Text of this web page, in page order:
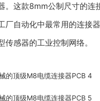
。这款8mm公制尺寸的连
厂自动化中最常用的连接
传感器的工业控制网络。